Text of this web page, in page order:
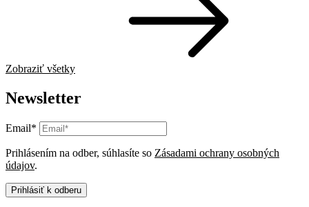
Zobraziť všetky
Newsletter
Email*
Prihlásením na odber, súhlasíte so Zásadami ochrany osobných
údajov.
Prihlásiť k odberu